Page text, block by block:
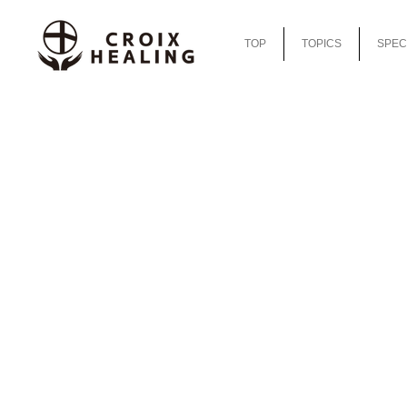
TOP TOPICS